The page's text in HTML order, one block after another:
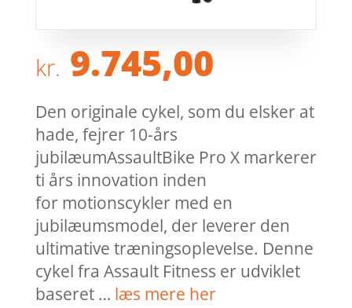
kr. 9.745,00
Den originale cykel, som du elsker at
hade, fejrer 10-års
jubilæumAssaultBike Pro X markerer
ti års innovation inden
for motionscykler med en
jubilæumsmodel, der leverer den
ultimative træningsoplevelse. Denne
cykel fra Assault Fitness er udviklet
baseret … læs mere her